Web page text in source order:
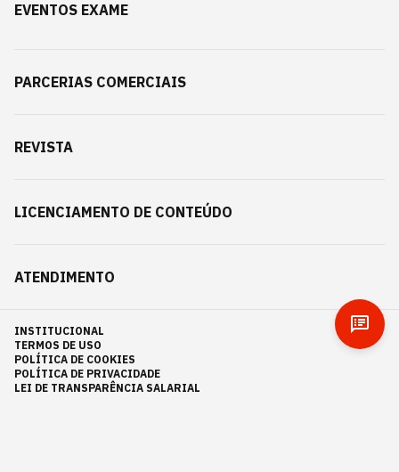
EVENTOS EXAME
PARCERIAS COMERCIAIS
REVISTA
LICENCIAMENTO DE CONTEÚDO
ATENDIMENTO
INSTITUCIONAL
TERMOS DE USO
POLÍTICA DE COOKIES
POLÍTICA DE PRIVACIDADE
LEI DE TRANSPARÊNCIA SALARIAL